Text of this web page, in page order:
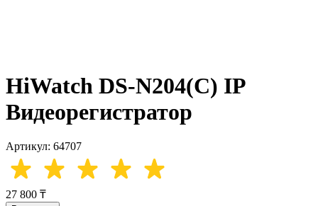
HiWatch DS-N204(C) IP
Видеорегистратор
Артикул: 64707
27 800 ₸